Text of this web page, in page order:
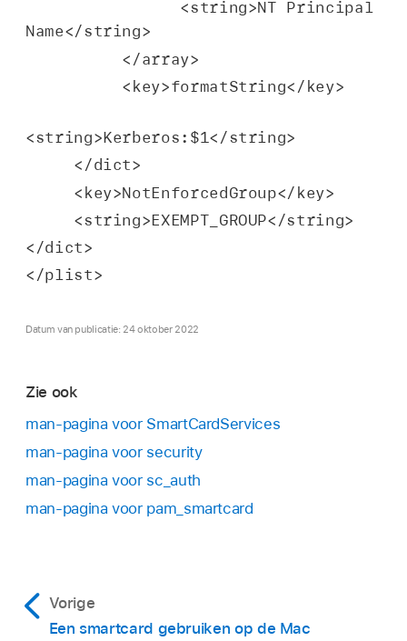
Name</string>
          </array>
          <key>formatString</key>
<string>Kerberos:$1</string>
     </dict>
     <key>NotEnforcedGroup</key>
     <string>EXEMPT_GROUP</string>
</dict>
</plist>
Datum van publicatie: 24 oktober 2022
Zie ook
man-pagina voor SmartCardServices
man-pagina voor security
man-pagina voor sc_auth
man-pagina voor pam_smartcard
Vorige
Een smartcard gebruiken op de Mac